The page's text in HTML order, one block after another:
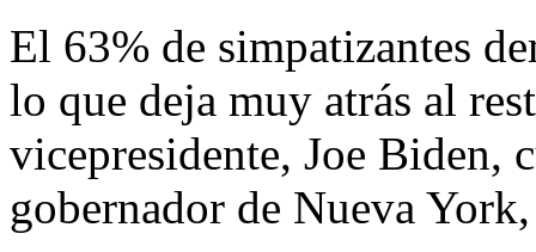
El 63% de simpatizantes
lo que deja muy atrás al
vicepresidente, Joe Biden,
gobernador de Nueva